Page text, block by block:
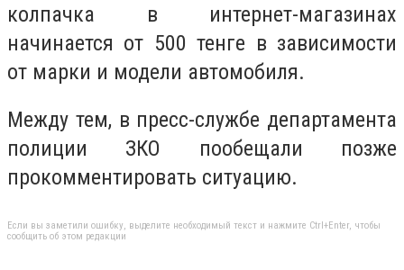
колпачка в интернет-магазинах
начинается от 500 тенге в зависимости
от марки и модели автомобиля.
Между тем, в пресс-службе департамента
полиции ЗКО пообещали позже
прокомментировать ситуацию.
Если вы заметили ошибку, выделите необходимый текст и нажмите Ctrl+Enter, чтобы
сообщить об этом редакции